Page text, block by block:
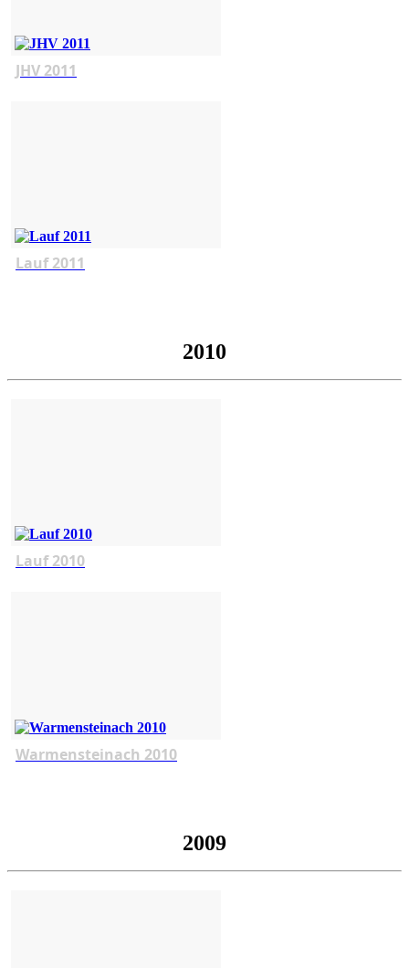
JHV 2011
Lauf 2011
2010
Lauf 2010
Warmensteinach 2010
2009